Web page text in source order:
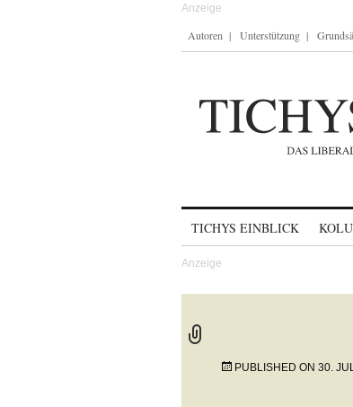
Autoren Unterstützung
TICHYS EINBLICK
PUBLISHED ON 30.